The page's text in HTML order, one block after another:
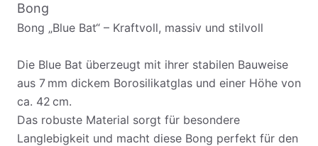
Bong
Bong „Blue Bat“ – Kraftvoll, massiv und stilvoll
Die Blue Bat überzeugt mit ihrer stabilen Bauweise
aus 7 mm dickem Borosilikatglas und einer Höhe von
ca. 42 cm.
Das robuste Material sorgt für besondere
Langlebigkeit und macht diese Bong perfekt für den